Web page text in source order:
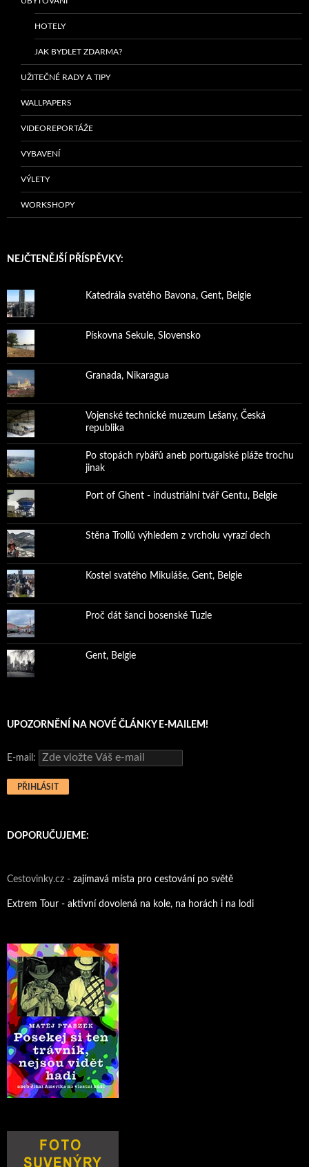
HOTELY
JAK BYDLET ZDARMA?
UŽITEČNÉ RADY A TIPY
WALLPAPERS
VIDEOREPORTÁŽE
VYBAVENÍ
VÝLETY
WORKSHOPY
NEJČTENĚJŠÍ PŘÍSPĚVKY:
Katedrála svatého Bavona, Gent, Belgie
Pískovna Sekule, Slovensko
Granada, Nikaragua
Vojenské technické muzeum Lešany, Česká
republika
Po stopách rybářů aneb portugalské pláže trochu
jinak
Port of Ghent - industriální tvář Gentu, Belgie
Stěna Trollů výhledem z vrcholu vyrazí dech
Kostel svatého Mikuláše, Gent, Belgie
Proč dát šanci bosenské Tuzle
Gent, Belgie
UPOZORNĚNÍ NA NOVÉ ČLÁNKY E-MAILEM!
E-mail:
DOPORUČUJEME:
Cestovinky.cz - zajímavá místa pro cestování po světě
Extrem Tour - aktivní dovolená na kole, na horách i na lodi